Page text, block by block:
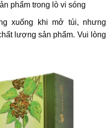
phẩm trong lò vi sóng
xuống khi mở túi, nhưng
lượng sản phẩm. Vui lòng